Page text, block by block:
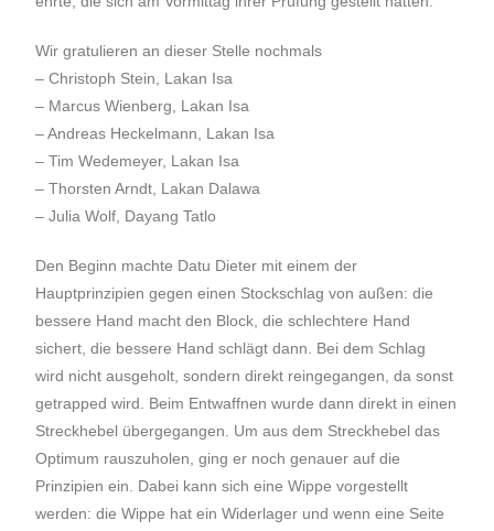
Wir gratulieren an dieser Stelle nochmals
– Christoph Stein, Lakan Isa
– Marcus Wienberg, Lakan Isa
– Andreas Heckelmann, Lakan Isa
– Tim Wedemeyer, Lakan Isa
– Thorsten Arndt, Lakan Dalawa
– Julia Wolf, Dayang Tatlo
Den Beginn machte Datu Dieter mit einem der
Hauptprinzipien gegen einen Stockschlag von außen: die
bessere Hand macht den Block, die schlechtere Hand
sichert, die bessere Hand schlägt dann. Bei dem Schlag
wird nicht ausgeholt, sondern direkt reingegangen, da sonst
getrapped wird. Beim Entwaffnen wurde dann direkt in einen
Streckhebel übergegangen. Um aus dem Streckhebel das
Optimum rauszuholen, ging er noch genauer auf die
Prinzipien ein. Dabei kann sich eine Wippe vorgestellt
werden: die Wippe hat ein Widerlager und wenn eine Seite